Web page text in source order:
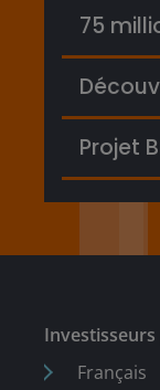
75
Projet
Français